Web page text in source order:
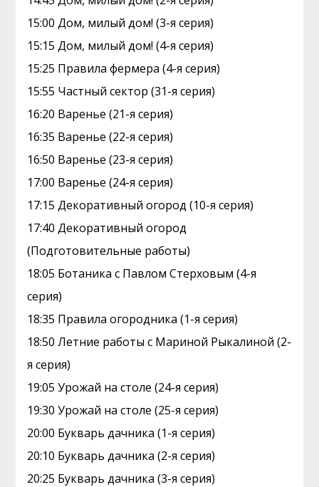
15:00 Дом, милый дом! (3-я серия)
15:15 Дом, милый дом! (4-я серия)
15:25 Правила фермера (4-я серия)
15:55 Частный сектор (31-я серия)
16:20 Варенье (21-я серия)
16:35 Варенье (22-я серия)
16:50 Варенье (23-я серия)
17:00 Варенье (24-я серия)
17:15 Декоративный огород (10-я серия)
17:40 Декоративный огород
(Подготовительные работы)
18:05 Ботаника с Павлом Стерховым (4-я
серия)
18:35 Правила огородника (1-я серия)
18:50 Летние работы с Мариной Рыкалиной (2-
я серия)
19:05 Урожай на столе (24-я серия)
19:30 Урожай на столе (25-я серия)
20:00 Букварь дачника (1-я серия)
20:10 Букварь дачника (2-я серия)
20:25 Букварь дачника (3-я серия)